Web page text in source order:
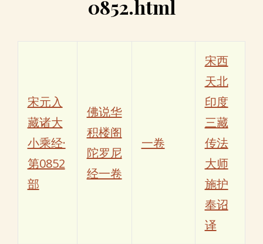
0852.html
宋元入
藏诸大
小乘经·
第0852
部
佛说华
积楼阁
陀罗尼
经一卷
一卷
宋西
天北
印度
三藏
传法
大师
施护
奉诏
译